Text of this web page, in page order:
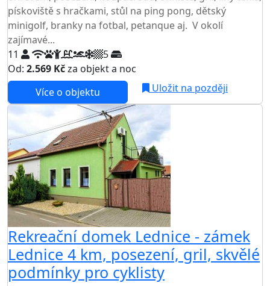
pískoviště s hračkami, stůl na ping pong, dětský
minigolf, branky na fotbal, petanque aj. V okolí
zajímavé...
11
5
Od: 2.569 Kčza objekt a noc
Více o objektu
Uložit na později
Rekreační domek Lednice - zámek
Lednice 4 km, posezení, gril, skvělé
podmínky pro cyklisty